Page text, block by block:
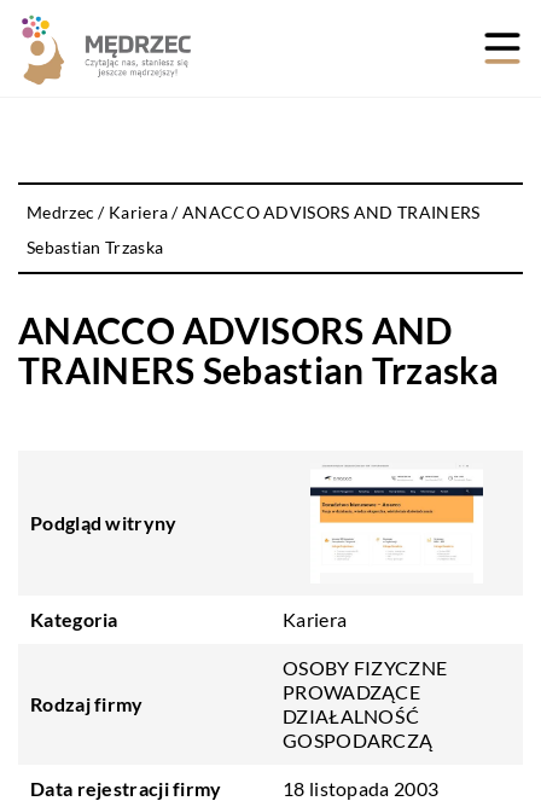
Medrzec / Kariera/ANACCO ADVISORS AND TRAINERS
Sebastian Trzaska
ANACCO ADVISORS AND
TRAINERS Sebastian Trzaska
Podgląd witryny
Kategoria Kariera
Rodzaj firmy
OSOBY FIZYCZNE
PROWADZĄCE
DZIAŁALNOŚĆ
GOSPODARCZĄ
Data rejestracji firmy 18 listopada 2003